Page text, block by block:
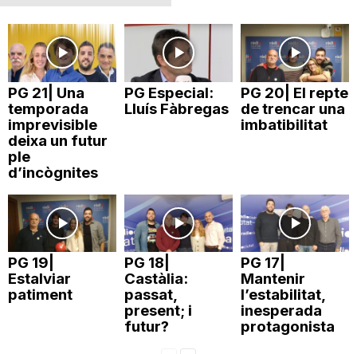
a
PG 21| Una
temporada
imprevisible
deixa un futur
ple
d’incògnites
PG Especial:
Lluís Fàbregas
PG 20| El repte
de trencar una
imbatibilitat
PG 19|
Estalviar
patiment
PG 18|
Castàlia:
passat,
present; i
futur?
PG 17|
Mantenir
l’estabilitat,
inesperada
protagonista